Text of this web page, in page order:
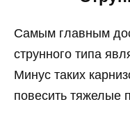
Самым главным
струнного типа
Минус таких
повесить тяжелые